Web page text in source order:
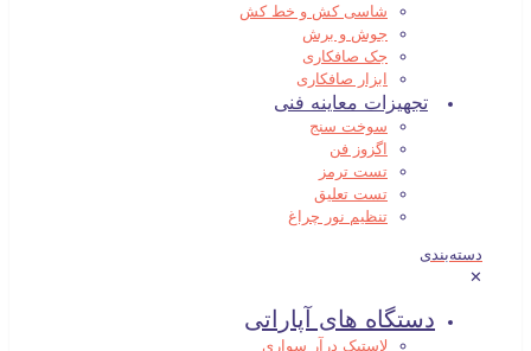
شاسی کش و خط کش
جوش و برش
جک صافکاری
ابزار صافکاری
تجهیزات معاینه فنی
سوخت سنج
اگزوز فن
تست ترمز
تست تعلیق
تنظیم نور چراغ
دسته‌بندی
✕
دستگاه های آپاراتی
لاستیک درآر سواری